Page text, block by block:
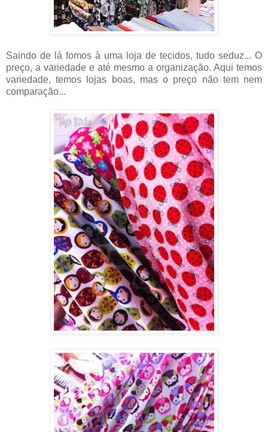
Saindo de lá fomos à uma loja de tecidos, tudo seduz... O
preço, a variedade e até mesmo a organização. Aqui temos
variedade, temos lojas boas, mas o preço não tem nem
comparação...